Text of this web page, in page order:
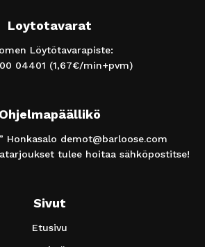
Loytotavarat
Löytötavarapiste:
04401 (1,67€/min+pvm)
Ohjelmapäällikö
Honkasalo demot@barloose.com
tulee hoitaa sähköpostitse!
Sivut
Etusivu